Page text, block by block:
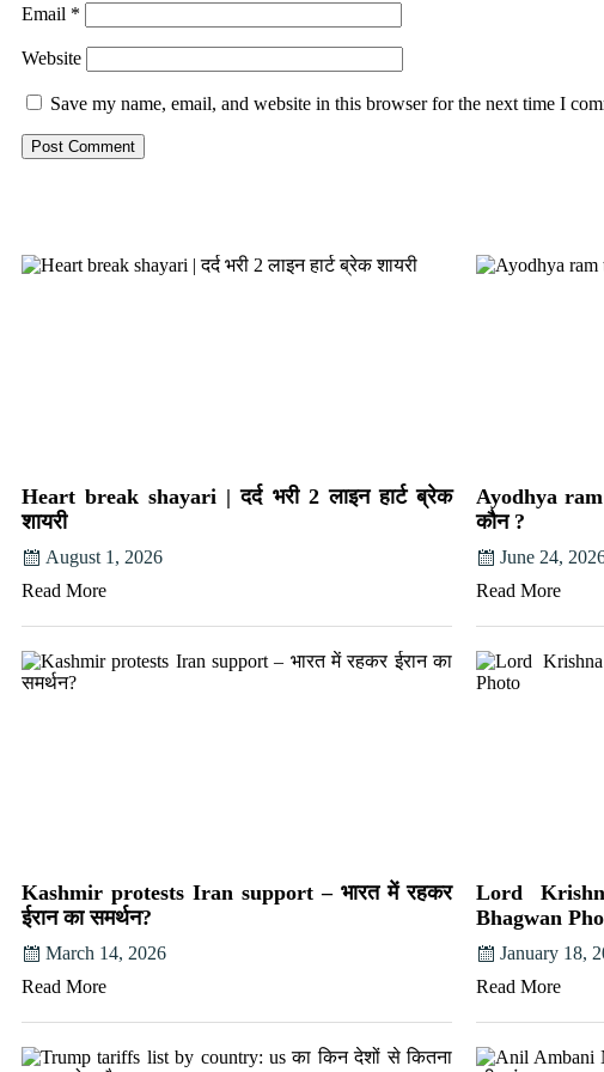
Email *
Website
Save my name, email, and website in this browser for the next time I
Heart break shayari | दर्द भरी 2 लाइन हार्ट ब्रेक
शायरी
August 1, 2026
Read More
Ayodhya ram
कौन ?
June 24,
Read More
Kashmir protests Iran support – भारत में रहकर
ईरान का समर्थन?
March 14, 2026
Read More
Lord
Bhagwan
January 18,
Read More